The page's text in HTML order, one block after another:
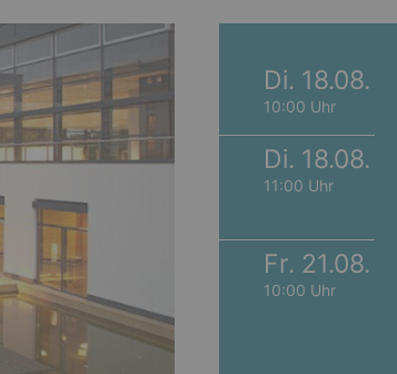
Di. 18.08.
10:00 Uhr
Di. 18.08.
11:00 Uhr
Fr. 21.08.
10:00 Uhr